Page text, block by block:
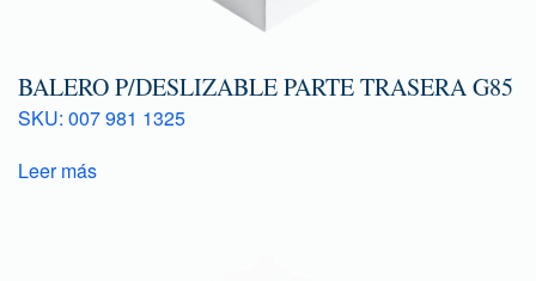
BALERO P/DESLIZABLE PARTE TRASERA G85
SKU: 007 981 1325
Leer más